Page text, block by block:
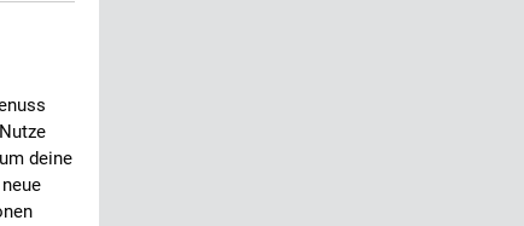
Nutze
deine